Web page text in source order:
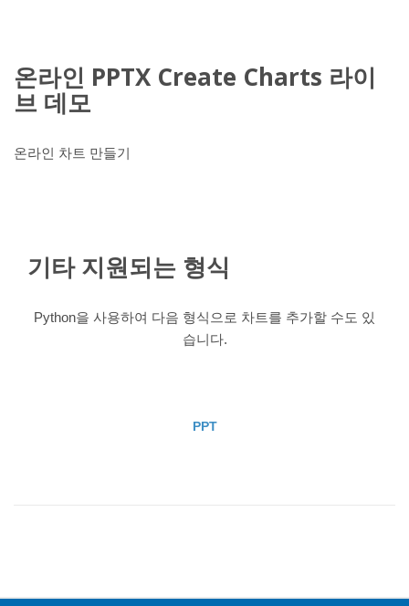
온라인 PPTX Create Charts 라이
브 데모
온라인 차트 만들기
기타 지원되는 형식
Python을 사용하여 다음 형식으로 차트를 추가할 수도 있
습니다.
PPT